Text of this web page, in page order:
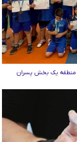
منطقه یک بخش پسران